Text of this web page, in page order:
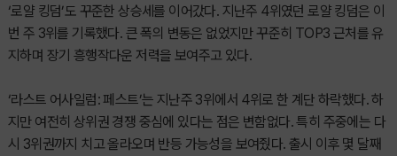
‘로얄 킹덤’도 꾸준한 상승세를 이어갔다. 지난주 4위였던 로얄 킹덤은 이
번 주 3위를 기록했다. 큰 폭의 변동은 없었지만 꾸준히 TOP3 근처를 유
지하며 장기 흥행작다운 저력을 보여주고 있다.
‘라스트 어사일럼: 페스트’는 지난주 3위에서 4위로 한 계단 하락했다. 하
지만 여전히 상위권 경쟁 중심에 있다는 점은 변함없다. 특히 주중에는 다
시 3위권까지 치고 올라오며 반등 가능성을 보여줬다. 출시 이후 몇 달째